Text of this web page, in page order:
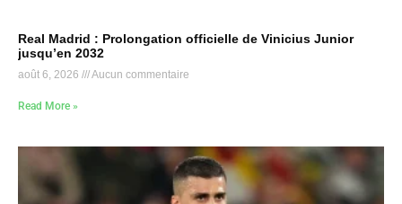
Real Madrid : Prolongation officielle de Vinicius Junior
jusqu’en 2032
août 6, 2026 Aucun commentaire
Read More »